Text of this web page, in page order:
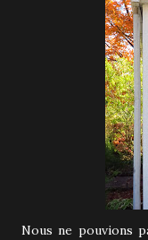
Nous ne pouvions